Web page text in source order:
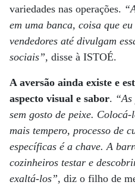
variedades nas operações.
em uma banca, coisa que
vendedores até divulgam
sociais”, disse à ISTOÉ.
A aversão ainda existe e
aspecto visual e sabor.
sem gosto de peixe. Colocá-
mais tempero, processo de
específicas é a chave. A
cozinheiros testar e
exaltá-los”, diz o filho de